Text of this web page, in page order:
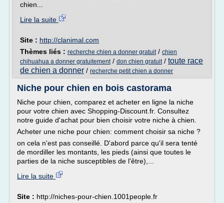
chien...
Lire la suite
Site : http://clanimal.com
Thèmes liés : recherche chien a donner gratuit/ chien
chihuahua a donner gratuitement/ don chien gratuit/ toute race
de chien a donner / recherche petit chien a donner
Niche pour chien en bois castorama
Niche pour chien, comparez et acheter en ligne la niche
pour votre chien avec Shopping-Discount.fr. Consultez
notre guide d'achat pour bien choisir votre niche à chien.
Acheter une niche pour chien: comment choisir sa niche ?
on cela n'est pas conseillé. D'abord parce qu'il sera tenté
de mordiller les montants, les pieds (ainsi que toutes le
parties de la niche susceptibles de l'être),...
Lire la suite
Site : http://niches-pour-chien.1001people.fr